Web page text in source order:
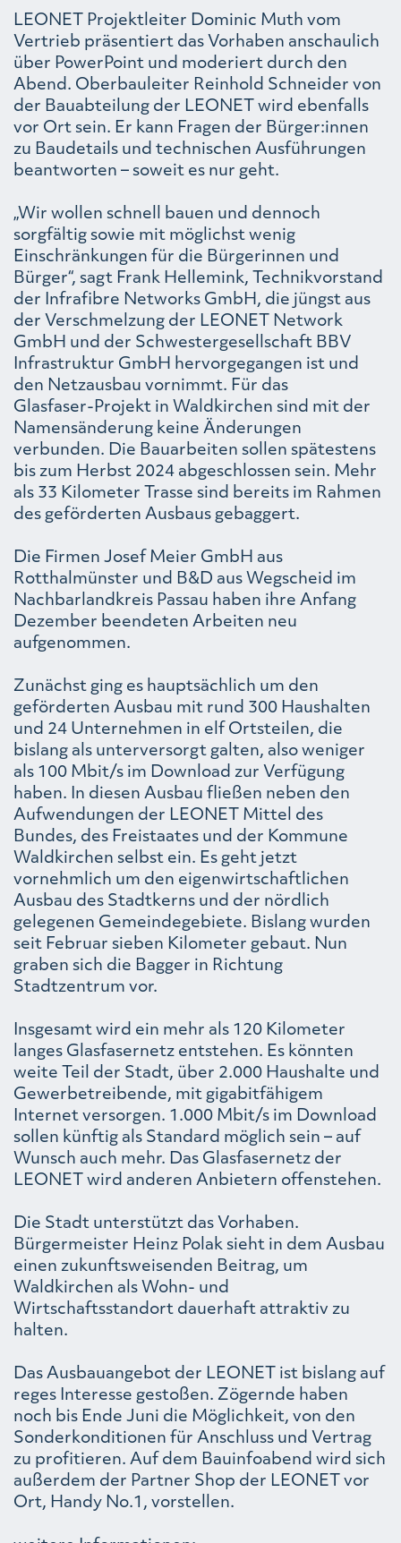
LEONET Projektleiter Dominic Muth vom
Vertrieb präsentiert das Vorhaben anschaulich
über PowerPoint und moderiert durch den
Abend. Oberbauleiter Reinhold Schneider von
der Bauabteilung der LEONET wird ebenfalls
vor Ort sein. Er kann Fragen der Bürger:innen
zu Baudetails und technischen Ausführungen
beantworten – soweit es nur geht.
„Wir wollen schnell bauen und dennoch
sorgfältig sowie mit möglichst wenig
Einschränkungen für die Bürgerinnen und
Bürger“, sagt Frank Hellemink, Technikvorstand
der Infrafibre Networks GmbH, die jüngst aus
der Verschmelzung der LEONET Network
GmbH und der Schwestergesellschaft BBV
Infrastruktur GmbH hervorgegangen ist und
den Netzausbau vornimmt. Für das
Glasfaser-Projekt in Waldkirchen sind mit der
Namensänderung keine Änderungen
verbunden. Die Bauarbeiten sollen spätestens
bis zum Herbst 2024 abgeschlossen sein. Mehr
als 33 Kilometer Trasse sind bereits im Rahmen
des geförderten Ausbaus gebaggert.
Die Firmen Josef Meier GmbH aus
Rotthalmünster und B&D aus Wegscheid im
Nachbarlandkreis Passau haben ihre Anfang
Dezember beendeten Arbeiten neu
aufgenommen.
Zunächst ging es hauptsächlich um den
geförderten Ausbau mit rund 300 Haushalten
und 24 Unternehmen in elf Ortsteilen, die
bislang als unterversorgt galten, also weniger
als 100 Mbit/s im Download zur Verfügung
haben. In diesen Ausbau fließen neben den
Aufwendungen der LEONET Mittel des
Bundes, des Freistaates und der Kommune
Waldkirchen selbst ein. Es geht jetzt
vornehmlich um den eigenwirtschaftlichen
Ausbau des Stadtkerns und der nördlich
gelegenen Gemeindegebiete. Bislang wurden
seit Februar sieben Kilometer gebaut. Nun
graben sich die Bagger in Richtung
Stadtzentrum vor.
Insgesamt wird ein mehr als 120 Kilometer
langes Glasfasernetz entstehen. Es könnten
weite Teil der Stadt, über 2.000 Haushalte und
Gewerbetreibende, mit gigabitfähigem
Internet versorgen. 1.000 Mbit/s im Download
sollen künftig als Standard möglich sein – auf
Wunsch auch mehr. Das Glasfasernetz der
LEONET wird anderen Anbietern offenstehen.
Die Stadt unterstützt das Vorhaben.
Bürgermeister Heinz Polak sieht in dem Ausbau
einen zukunftsweisenden Beitrag, um
Waldkirchen als Wohn- und
Wirtschaftsstandort dauerhaft attraktiv zu
halten.
Das Ausbauangebot der LEONET ist bislang auf
reges Interesse gestoßen. Zögernde haben
noch bis Ende Juni die Möglichkeit, von den
Sonderkonditionen für Anschluss und Vertrag
zu profitieren. Auf dem Bauinfoabend wird sich
außerdem der Partner Shop der LEONET vor
Ort, Handy No.1, vorstellen.